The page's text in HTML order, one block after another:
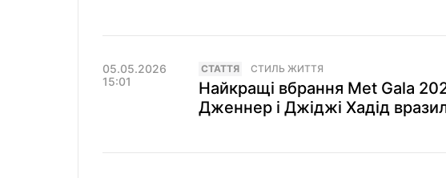
05.05.2026
15:01
СТАТТЯ СТИЛЬ ЖИТТЯ
Найкращі вбрання Met Gala
Дженнер і Джіджі Хадід